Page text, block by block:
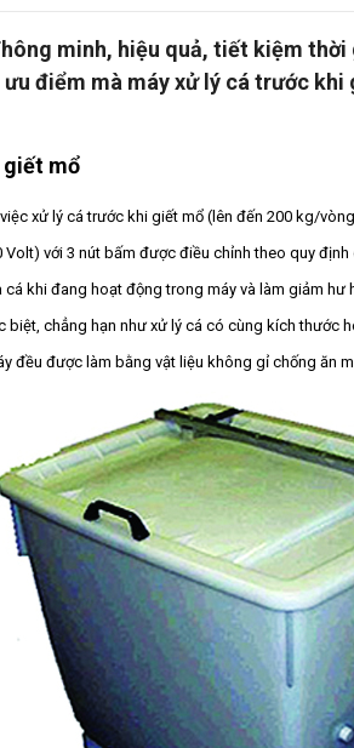
minh, hiệu quả, tiết kiệm
điểm mà máy xử lý cá trước
giết mổ
xử lý cá trước khi giết mổ (lên đến 200 kg/
Volt) với 3 nút bấm được điều chỉnh theo quy
khi đang hoạt động trong máy và làm giảm
biệt, chẳng hạn như xử lý cá có cùng kích thước
đều được làm bằng vật liệu không gỉ chống ăn